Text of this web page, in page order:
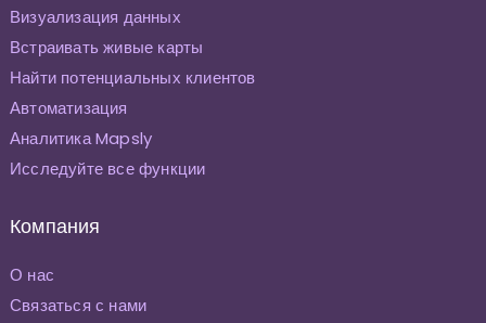
Визуализация данных
Встраивать живые карты
Найти потенциальных клиентов
Автоматизация
Аналитика Mapsly
Исследуйте все функции
Компания
О нас
Связаться с нами